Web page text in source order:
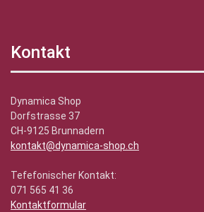
Kontakt
Dynamica Shop
Dorfstrasse 37
CH-9125 Brunnadern
kontakt@dynamica-shop.ch
Tefefonischer Kontakt:
071 565 41 36
Kontaktformular